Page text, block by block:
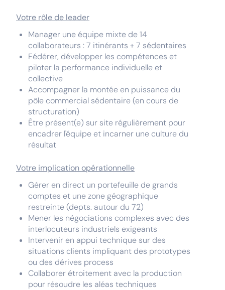
Votre rôle de leader
Manager une équipe mixte de 14
collaborateurs : 7 itinérants + 7 sédentaires
Fédérer, développer les compétences et
piloter la performance individuelle et
collective
Accompagner la montée en puissance du
pôle commercial sédentaire (en cours de
structuration)
Être présent(e) sur site régulièrement pour
encadrer l'équipe et incarner une culture du
résultat
Votre implication opérationnelle
Gérer en direct un portefeuille de grands
comptes et une zone géographique
restreinte (depts. autour du 72)
Mener les négociations complexes avec des
interlocuteurs industriels exigeants
Intervenir en appui technique sur des
situations clients impliquant des prototypes
ou des dérives process
Collaborer étroitement avec la production
pour résoudre les aléas techniques